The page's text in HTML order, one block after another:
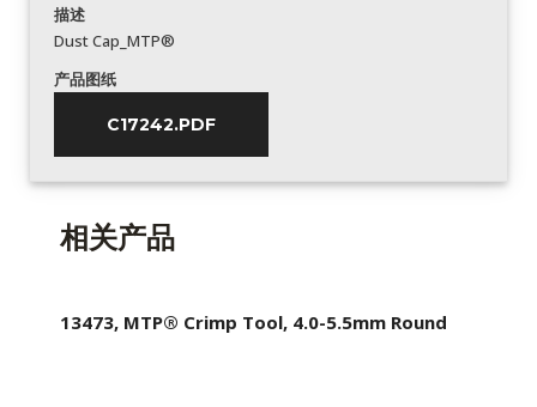
描述
Dust Cap_MTP®
产品图纸
C17242.PDF
相关产品
13473, MTP® Crimp Tool, 4.0-5.5mm Round